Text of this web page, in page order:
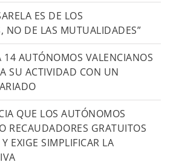
ES DE LOS
NO DE LAS MUTUALIDADES”
14 AUTÓNOMOS VALENCIANOS
SU ACTIVIDAD CON UN
QUE LOS AUTÓNOMOS
RECAUDADORES GRATUITOS
EXIGE SIMPLIFICAR LA